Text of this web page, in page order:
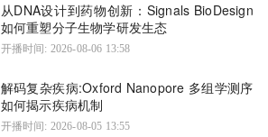
从DNA设计到药物创新：Signals BioDesign
如何重塑分子生物学研发生态
开播时间: 2026-08-06 13:58
解码复杂疾病:Oxford Nanopore 多组学测序
如何揭示疾病机制
开播时间: 2026-08-05 13:55